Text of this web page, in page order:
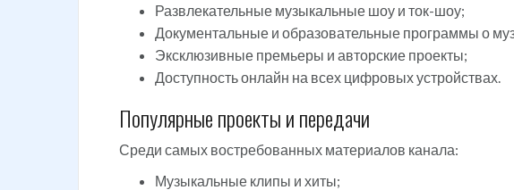
Развлекательные музыкальные шоу и ток-шоу;
Документальные и образовательные программы о
Эксклюзивные премьеры и авторские проекты;
Доступность онлайн на всех цифровых устройствах.
Популярные проекты и передачи
Среди самых востребованных материалов канала:
Музыкальные клипы и хиты;